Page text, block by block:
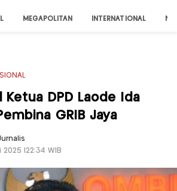
MEGAPOLITAN INTERNATIONAL
Ketua DPD Laode Ida
GRIB Jaya
|22:34 WIB